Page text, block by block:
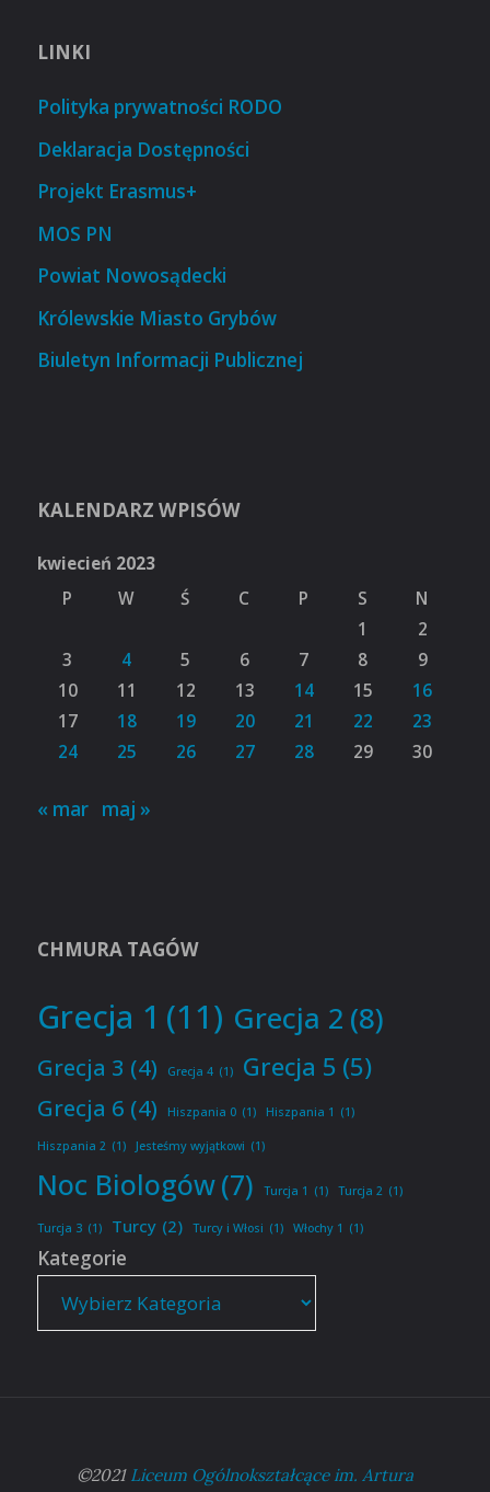
LINKI
Polityka prywatności RODO
Deklaracja Dostępności
Projekt Erasmus+
MOS PN
Powiat Nowosądecki
Królewskie Miasto Grybów
Biuletyn Informacji Publicznej
KALENDARZ WPISÓW
kwiecień 2023
P
W Ś C P S
N
1
2
3
4 5 6 7 8
9
10
11 12 13 14 15
16
17
18 19 20 21 22
23
24
25 26 27 28 29 30
« mar maj »
CHMURA TAGÓW
Grecja 1 (11) Grecja 2 (8)
Grecja 3 (4) Grecja 4 (1) Grecja 5 (5)
Grecja 6 (4) Hiszpania 0 (1) Hiszpania 1 (1)
Hiszpania 2 (1) Jesteśmy wyjątkowi (1)
Noc Biologów(7) Turcja 1 (1) Turcja 2 (1)
Turcja 3 (1) Turcy (2) Turcy i Włosi (1) Włochy 1 (1)
Kategorie
©2021 Liceum Ogólnokształcące im. Artura